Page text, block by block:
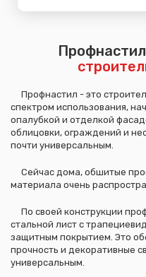
Профнастил
Профнастил - это
спектром использования,
опалубкой и отделкой
облицовки, ограждений и
почти универсальным.
Сейчас дома, обшитые
материала очень
По своей конструкции
стальной лист с
защитным покрытием. Это
прочность и декоративные
универсальным.